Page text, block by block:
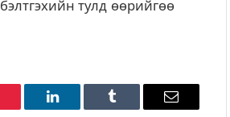
тулд өөрийгөө
LinkedIn Tumblr Имэйл